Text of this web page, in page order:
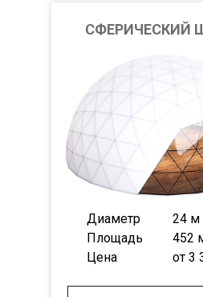
СФЕРИЧЕСКИЙ
24 м
452
от 3
Диаметр
Площадь
Цена